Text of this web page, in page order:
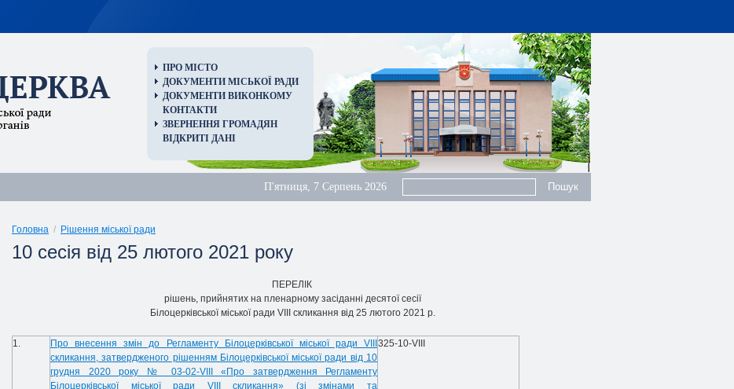
ПРО МІСТО
ДОКУМЕНТИ МІСЬКОЇ РАДИ
ДОКУМЕНТИ ВИКОНКОМУ
КОНТАКТИ
ЗВЕРНЕННЯ ГРОМАДЯН
ВІДКРИТІ ДАНІ
П'ятниця, 7 Серпень 2026
Головна / Рішення міської ради
10 сесія від 25 лютого 2021 року
ПЕРЕЛІК
рішень, прийнятих на пленарному засіданні десятої сесії
Білоцерківської міської ради VIII скликання від 25 лютого 2021 р.
1.
Про внесення змін до Регламенту Білоцерківської міської ради VIII
скликання, затвердженого рішенням Білоцерківської міської ради від 10
грудня 2020 року № 03-02-VIII «Про затвердження Регламенту
Білоцерківської міської ради VIII скликання» (зі змінами та
325-10-VIIІ